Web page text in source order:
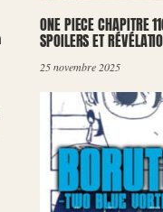
ONE PIECE CHAPITRE
SPOILERS ET
25 novembre 2025